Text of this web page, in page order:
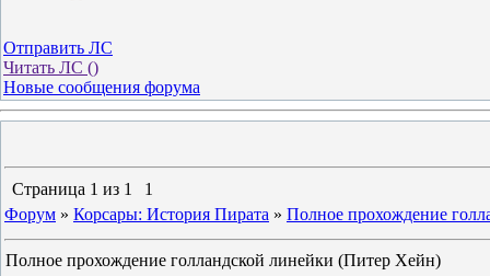
Отправить ЛС
Читать ЛС ()
Новые сообщения форума
Страница 1 из 1
1
Форум » Корсары: История Пирата » Полное прохождение
Полное прохождение голландской линейки (Питер Хейн)